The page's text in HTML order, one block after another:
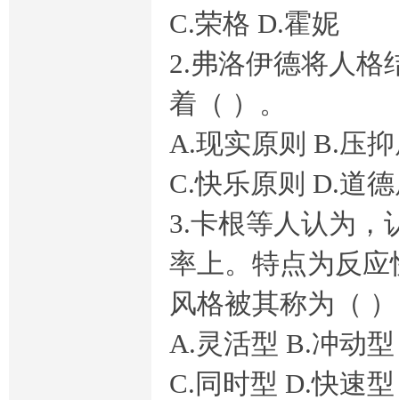
C.荣格 D.霍妮
2.弗洛伊德将人格
着（ ）。
A.现实原则 B.压
C.快乐原则 D.道
3.卡根等人认为，
率上。特点为反
风格被其称为（
A.灵活型 B.冲动型
C.同时型 D.快速型